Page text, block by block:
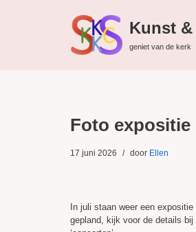
Kunst
geniet van de kerk
Foto
17 juni 2026 door Ellen
In juli staan weer een
gepland, kijk voor de details bij